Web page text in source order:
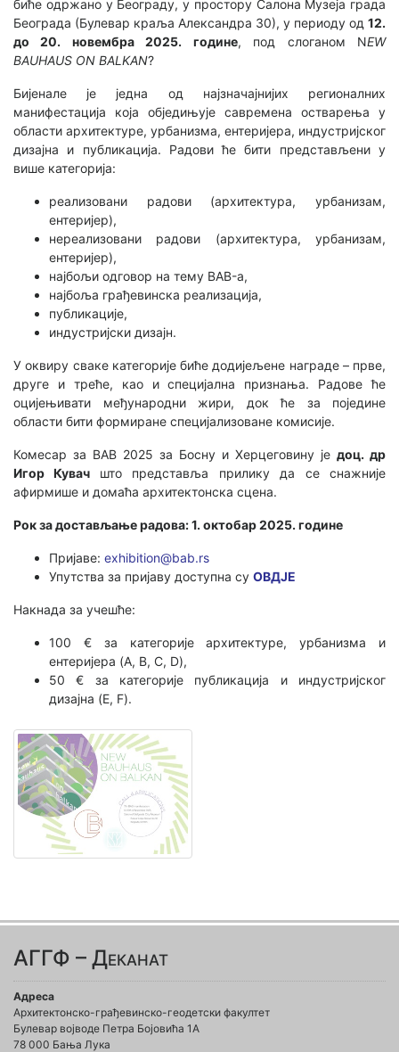
биће одржано у Београду, у простору Салона Музеја града
Београда (Булевар краља Александра 30), у периоду од 12.
до 20. новембра 2025. године, под слоганом NEW
BAUHAUS ON BALKAN?
Бијенале је једна од најзначајнијих регионалних
манифестација која обједињује савремена остварења у
области архитектуре, урбанизма, ентеријера, индустријског
дизајна и публикација. Радови ће бити представљени у
више категорија:
реализовани радови (архитектура, урбанизам,
ентеријер),
нереализовани радови (архитектура, урбанизам,
ентеријер),
најбољи одговор на тему BAB-а,
најбоља грађевинска реализација,
публикације,
индустријски дизајн.
У оквиру сваке категорије биће додијељене награде – прве,
друге и треће, као и специјална признања. Радове ће
оцијењивати међународни жири, док ће за поједине
области бити формиране специјализоване комисије.
Комесар за BAB 2025 за Босну и Херцеговину је доц. др
Игор Кувач што представља прилику да се снажније
афирмише и домаћа архитектонска сцена.
Рок за достављање радова: 1. октобар 2025. године
Пријаве: exhibition@bab.rs
Упутства за пријаву доступна су ОВДЈЕ
Накнада за учешће:
100 € за категорије архитектуре, урбанизма и
ентеријера (A, B, C, D),
50 € за категорије публикација и индустријског
дизајна (E, F).
АГГФ – Деканат
Адреса
Архитектонско-грађевинско-геодетски факултет
Булевар војводе Петра Бојовића 1A
78 000 Бања Лука